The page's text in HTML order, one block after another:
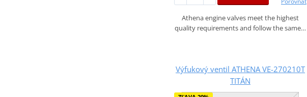
Athena engine valves meet the highest
quality requirements and follow the same…
Výfukový ventil ATHENA VE-270210T
TITÁN